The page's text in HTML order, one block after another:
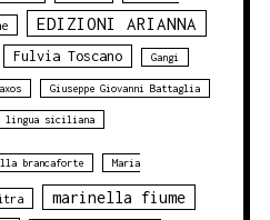
EDIZIONI ARIANNA
Fulvia Toscano Gangi
Giuseppe Giovanni Battaglia
lingua siciliana
brancaforte Maria
marinella fiume